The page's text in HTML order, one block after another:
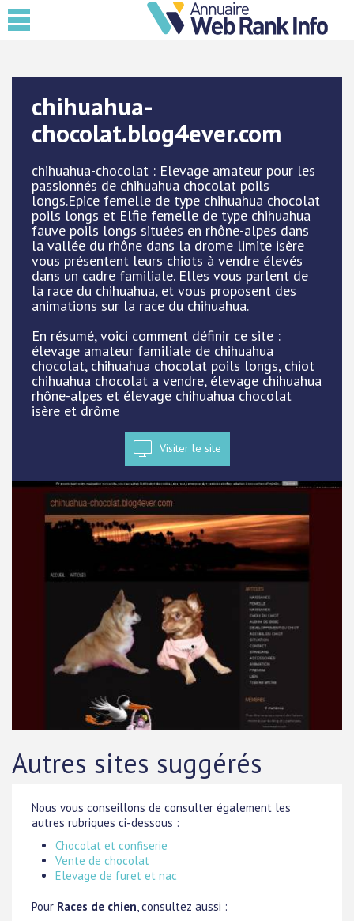
chihuahua-
chocolat.blog4ever.com
chihuahua-chocolat : Elevage amateur pour les
passionnés de chihuahua chocolat poils
longs.Epice femelle de type chihuahua chocolat
poils longs et Elfie femelle de type chihuahua
fauve poils longs situées en rhône-alpes dans
la vallée du rhône dans la drome limite isère
vous présentent leurs chiots à vendre élevés
dans un cadre familiale. Elles vous parlent de
la race du chihuahua, et vous proposent des
animations sur la race du chihuahua.
En résumé, voici comment définir ce site :
élevage amateur familiale de chihuahua
chocolat, chihuahua chocolat poils longs, chiot
chihuahua chocolat a vendre, élevage chihuahua
rhône-alpes et élevage chihuahua chocolat
isère et drôme
Visiter le site
Autres sites suggérés
Nous vous conseillons de consulter également les
autres rubriques ci-dessous :
Chocolat et confiserie
Vente de chocolat
Elevage de furet et nac
Pour Races de chien, consultez aussi :